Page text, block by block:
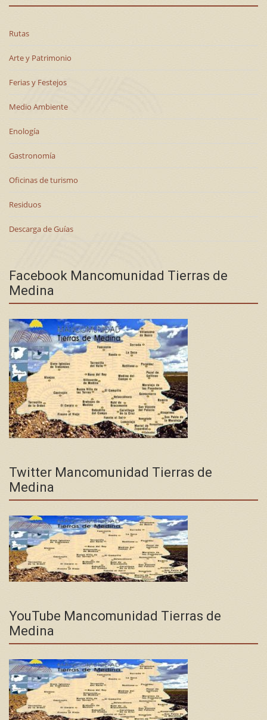
Rutas
Arte y Patrimonio
Ferias y Festejos
Medio Ambiente
Enología
Gastronomía
Oficinas de turismo
Residuos
Descarga de Guías
Facebook Mancomunidad Tierras de
Medina
Twitter Mancomunidad Tierras de
Medina
YouTube Mancomunidad Tierras de
Medina